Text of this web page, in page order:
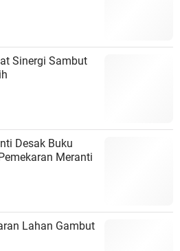
Sinergi Sambut
Desak Buku
Meranti
Lahan Gambut